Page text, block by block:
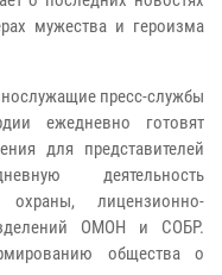
мужества и героизма
пресс-службы
ежедневно готовят
для представителей
деятельность
охраны, лицензионно-
ОМОН и СОБР.
общества о